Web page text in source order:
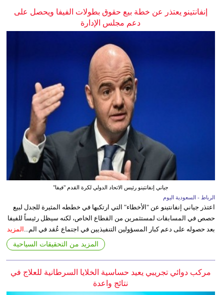
إنفانتينو يعتذر عن خطة بيع حقوق بطولات الفيفا ويحصل على
دعم مجلس الإدارة
جياني إنفانتينو رئيس الاتحاد الدولي لكرة القدم "فيفا"
الرباط - السعودية اليوم
اعتذر جياني إنفانتينو عن "الأخطاء" التي ارتكبها في خططه المثيرة للجدل لبيع
حصص في المسابقات لمستثمرين من القطاع الخاص، لكنه سيظل رئيساً للفيفا
بعد حصوله على دعم كبار المسؤولين التنفيذيين في اجتماع عُقد في الم... المزيد
المزيد من التحقيقات السياحية
مركب دوائي تجريبي يعيد حساسية الخلايا السرطانية للعلاج في
نتائج واعدة